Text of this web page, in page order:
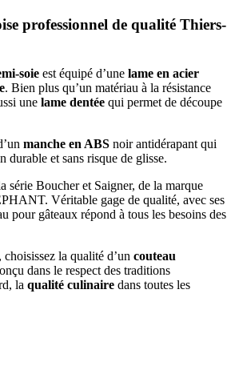
professionnel de qualité Thiers-
soie est équipé d’une lame en acier
. Bien plus qu’un matériau à la résistance
une lame dentée qui permet de découpe
manche en ABS noir antidérapant qui
durable et sans risque de glisse.
série Boucher et Saigner, de la marque
Véritable gage de qualité, avec ses
pour gâteaux répond à tous les besoins des
la qualité d’un couteau
dans le respect des traditions
la qualité culinaire dans toutes les